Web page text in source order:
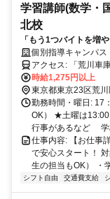
学習講師(数学・
北校
「もう1つバイトを増
からOK♪スーツ不要＆
ればOK
個別指導キャンパ
アクセス: 「
時給1,275円以上
東京都東京23区荒川
勤務時間・曜日: 17
OK） ★土曜は
行事があるなど 学
仕事内容: 【お仕事
で安心スタート！
生の担当もOK）
シフト自由 交通費支給